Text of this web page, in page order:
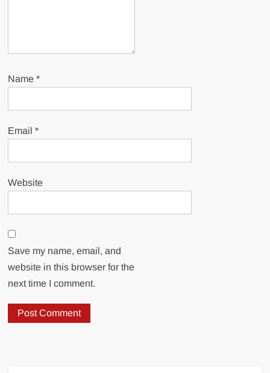
Name*
Email*
Website
Save my name, email, and
website in this browser for the
next time I comment.